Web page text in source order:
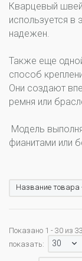
Кварцевый
используется в
надежен.
Также еще
способ
Они создают
ремня или
Модель
фианитами или
Название товара
Показано 1 - 30 из 33
показать:
30